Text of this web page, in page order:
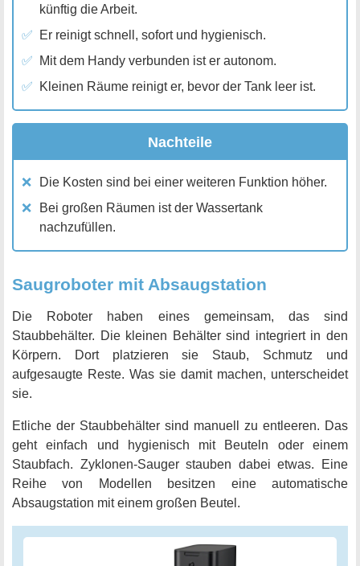
künftig die Arbeit.
Er reinigt schnell, sofort und hygienisch.
Mit dem Handy verbunden ist er autonom.
Kleinen Räume reinigt er, bevor der Tank leer ist.
Nachteile
Die Kosten sind bei einer weiteren Funktion höher.
Bei großen Räumen ist der Wassertank
nachzufüllen.
Saugroboter mit Absaugstation
Die Roboter haben eines gemeinsam, das sind
Staubbehälter. Die kleinen Behälter sind integriert in den
Körpern. Dort platzieren sie Staub, Schmutz und
aufgesaugte Reste. Was sie damit machen, unterscheidet
sie.
Etliche der Staubbehälter sind manuell zu entleeren. Das
geht einfach und hygienisch mit Beuteln oder einem
Staubfach. Zyklonen-Sauger stauben dabei etwas. Eine
Reihe von Modellen besitzen eine automatische
Absaugstation mit einem großen Beutel.